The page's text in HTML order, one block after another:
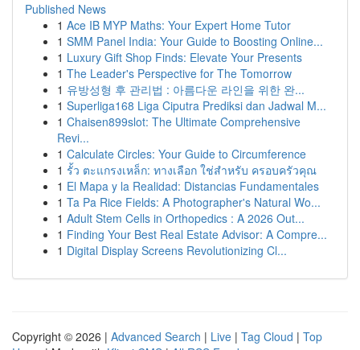
Published News
1 Ace IB MYP Maths: Your Expert Home Tutor
1 SMM Panel India: Your Guide to Boosting Online...
1 Luxury Gift Shop Finds: Elevate Your Presents
1 The Leader's Perspective for The Tomorrow
1 유방성형 후 관리법 : 아름다운 라인을 위한 완...
1 Superliga168 Liga Ciputra Prediksi dan Jadwal M...
1 Chaisen899slot: The Ultimate Comprehensive
Revi...
1 Calculate Circles: Your Guide to Circumference
1 รั้ว ตะแกรงเหล็ก: ทางเลือก ใช่สำหรับ ครอบครัวคุณ
1 El Mapa y la Realidad: Distancias Fundamentales
1 Ta Pa Rice Fields: A Photographer's Natural Wo...
1 Adult Stem Cells in Orthopedics : A 2026 Out...
1 Finding Your Best Real Estate Advisor: A Compre...
1 Digital Display Screens Revolutionizing Cl...
Copyright © 2026 | Advanced Search | Live | Tag Cloud | Top